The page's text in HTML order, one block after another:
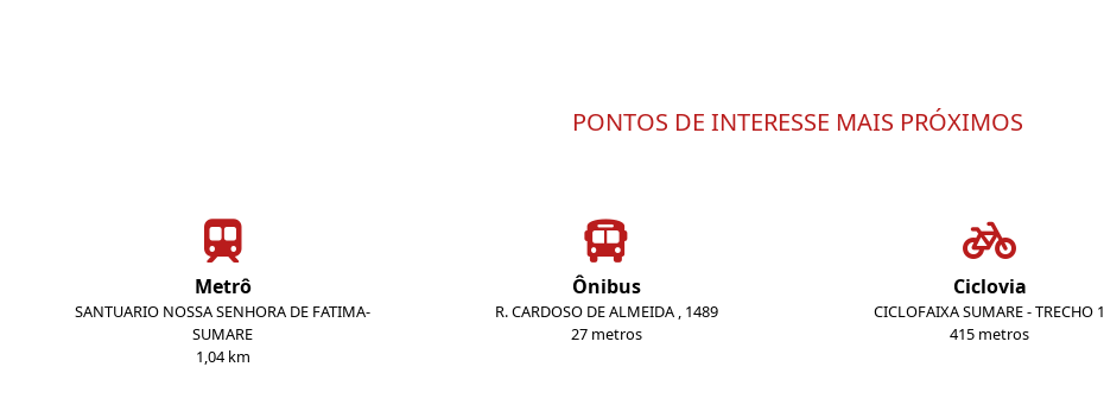
PONTOS DE INTERESSE MAIS PRÓXIMOS
Metrô
SANTUARIO NOSSA SENHORA DE FATIMA-
SUMARE
1,04 km
Ônibus
R. CARDOSO DE ALMEIDA , 1489
27 metros
Ciclovia
CICLOFAIXA SUMARE - TRECHO 1
415 metros